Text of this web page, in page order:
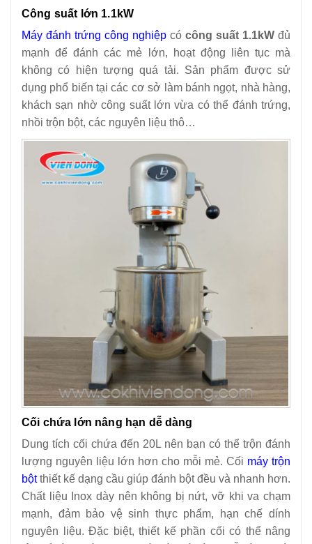
Công suất lớn 1.1kW
Máy đánh trứng công nghiệp có công suất 1.1kW đủ
mạnh để đánh các mẻ lớn, hoạt động liên tục mà
không có hiện tượng quá tải. Sản phẩm được sử
dụng phổ biến tại các cơ sở làm bánh ngọt, nhà hàng,
khách sạn nhờ công suất lớn vừa có thể đánh trứng,
nhồi trộn bột, các nguyên liệu thô…
Cối chứa lớn nâng hạn dễ dàng
Dung tích cối chứa đến 20L nên bạn có thể trộn đánh
lượng nguyên liệu lớn hơn cho mỗi mẻ. Cối máy trộn
bộtthiết kế dạng cầu giúp đánh bột đều và nhanh hơn.
Chất liệu Inox dày nên không bị nứt, vỡ khi va chạm
mạnh, đảm bảo vệ sinh thực phẩm, hạn chế dính
nguyên liệu. Đặc biệt, thiết kế phần cối có thể nâng